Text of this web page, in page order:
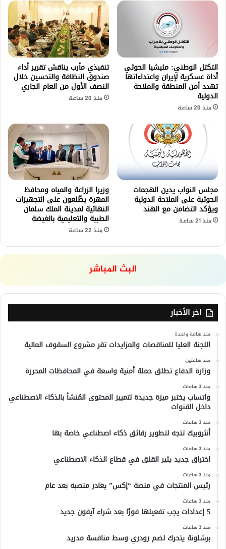
التكتل الوطني: مليشيا الحوثي
أداة عسكرية لإيران واعتداءاتها
تهدد أمن المنطقة والملاحة
الدولية
منذ 20 ساعة
تنفيذي مأرب يناقش تقرير أداء
صندوق النظافة والتحسين خلال
النصف الأول من العام الجاري
منذ 20 ساعة
مجلس النواب يدين الهجمات
الحوثية على الملاحة الدولية
ويؤكد التضامن مع الهند
منذ 21 ساعة
وزيرا الزراعة والمياه ومحافظ
المهرة يطّلعون على التجهيزات
النهائية لمدينة الملك سلمان
الطبية والتعليمية بالغيضة
منذ 22 ساعة
البث المباشر
اخر الأخبار
منذ ساعة واحدة
اللجنة العليا للمناقصات والمزايدات تقر مشروع السقوف المالية
منذ ساعتين
وزارة الدفاع تطلق حملة أمنية واسعة في المحافظات المحررة
منذ 3 ساعات
واتساب يختبر ميزة جديدة لتمييز المحتوى المُنشأ بالذكاء الاصطناعي
داخل القنوات
منذ 3 ساعات
أنثروبيك تتجه لتطوير رقائق ذكاء اصطناعي خاصة بها
منذ 3 ساعات
اختراق جديد يثير القلق في قطاع الذكاء الاصطناعي
منذ 3 ساعات
رئيس المنتجات في منصة “إكس” يغادر منصبه بعد عام
منذ 3 ساعات
5 إعدادات يجب تفعيلها فورًا بعد شراء آيفون جديد
منذ 3 ساعات
برشلونة يتحرك لضم رودري وسط منافسة مدريد